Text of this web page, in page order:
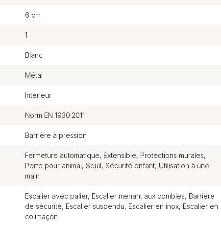
6 cm
1
Blanc
Métal
Intérieur
Norm EN 1930:2011
Barrière à pression
Fermeture automatique, Extensible, Protections murales,
Porte pour animal, Seuil, Sécurité enfant, Utilisation à une
main
Escalier avec palier, Escalier menant aux combles, Barrière
de sécurité, Escalier suspendu, Escalier en inox, Escalier en
colimaçon